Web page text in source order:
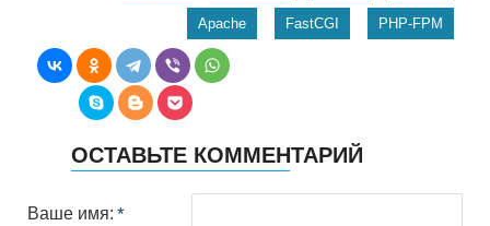
Apache FastCGI PHP-FPM
ОСТАВЬТЕ КОММЕНТАРИЙ
Ваше имя: